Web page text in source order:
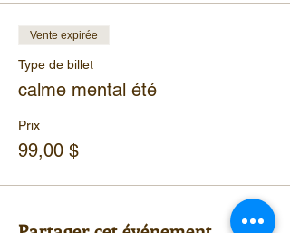
Vente expirée
Type de billet
calme mental été
Prix
99,00 $